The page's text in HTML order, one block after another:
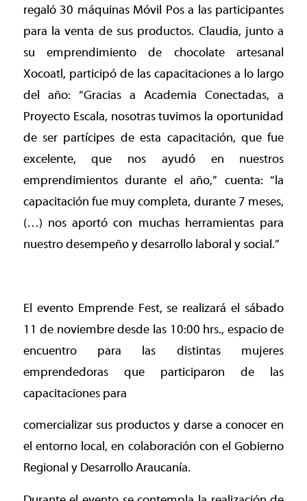
regaló 30 máquinas Móvil Pos a las participantes
para la venta de sus productos. Claudia, junto a
su emprendimiento de chocolate artesanal
Xocoatl, participó de las capacitaciones a lo largo
del año: “Gracias a Academia Conectadas, a
Proyecto Escala, nosotras tuvimos la oportunidad
de ser partícipes de esta capacitación, que fue
excelente, que nos ayudó en nuestros
emprendimientos durante el año,” cuenta: “la
capacitación fue muy completa, durante 7 meses,
(…) nos aportó con muchas herramientas para
nuestro desempeño y desarrollo laboral y social.”
El evento Emprende Fest, se realizará el sábado
11 de noviembre desde las 10:00 hrs., espacio de
encuentro para las distintas mujeres
emprendedoras que participaron de las
capacitaciones para
comercializar sus productos y darse a conocer en
el entorno local, en colaboración con el Gobierno
Regional y Desarrollo Araucanía.